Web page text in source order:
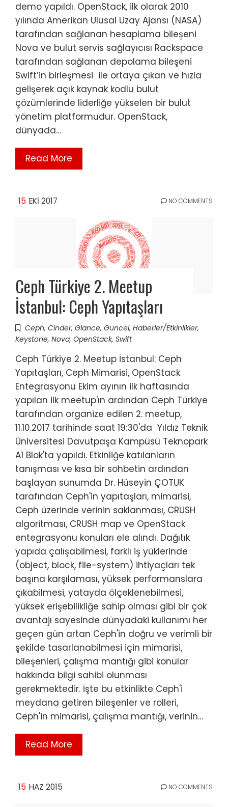
demo yapıldı. OpenStack, ilk olarak 2010
yılında Amerikan Ulusal Uzay Ajansı (NASA)
tarafından sağlanan hesaplama bileşeni
Nova ve bulut servis sağlayıcısı Rackspace
tarafından sağlanan depolama bileşeni
Swift’in birleşmesi ile ortaya çıkan ve hızla
gelişerek açık kaynak kodlu bulut
çözümlerinde liderliğe yükselen bir bulut
yönetim platformudur. OpenStack,
dünyada…
Read More
15 EKI 2017 NO COMMENTS
Ceph Türkiye 2. Meetup
İstanbul: Ceph Yapıtaşları
Ceph, Cinder, Glance, Güncel, Haberler/Etkinlikler,
Keystone, Nova, OpenStack, Swift
Ceph Türkiye 2. Meetup İstanbul: Ceph
Yapıtaşları, Ceph Mimarisi, OpenStack
Entegrasyonu Ekim ayının ilk haftasında
yapılan ilk meetup'ın ardından Ceph Türkiye
tarafından organize edilen 2. meetup,
11.10.2017 tarihinde saat 19:30'da Yıldız Teknik
Üniversitesi Davutpaşa Kampüsü Teknopark
A1 Blok'ta yapıldı. Etkinliğe katılanların
tanışması ve kısa bir sohbetin ardından
başlayan sunumda Dr. Hüseyin ÇOTUK
tarafından Ceph'in yapıtaşları, mimarisi,
Ceph üzerinde verinin saklanması, CRUSH
algoritması, CRUSH map ve OpenStack
entegrasyonu konuları ele alındı. Dağıtık
yapıda çalışabilmesi, farklı iş yüklerinde
(object, block, file-system) ihtiyaçları tek
başına karşılaması, yüksek performanslara
çıkabilmesi, yatayda ölçeklenebilmesi,
yüksek erişebilikliğe sahip olması gibi bir çok
avantajı sayesinde dünyadaki kullanımı her
geçen gün artan Ceph'in doğru ve verimli bir
şekilde tasarlanabilmesi için mimarisi,
bileşenleri, çalışma mantığı gibi konular
hakkında bilgi sahibi olunması
gerekmektedir. İşte bu etkinlikte Ceph'i
meydana getiren bileşenler ve rolleri,
Ceph'in mimarisi, çalışma mantığı, verinin…
Read More
15 HAZ 2015 NO COMMENTS